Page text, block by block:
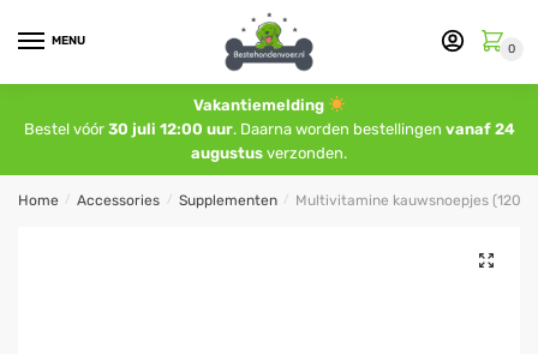
MENU
0
Vakantiemelding
Bestel vóór 30 juli 12:00 uur. Daarna worden bestellingen vanaf 24
augustus verzonden.
Home / Accessories / Supplementen / Multivitamine kauwsnoepjes